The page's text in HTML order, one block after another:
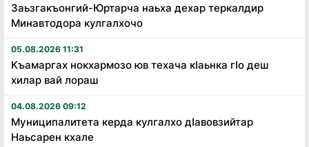
Заьзгакъонгий-Юртарча наьха дехар теркалдир
Минавтодора кулгалхочо
05.08.2026 11:31
Къамаргах нокхармозо юв техача кӏаьнка гӏо деш
хилар вай лораш
04.08.2026 09:12
Муниципалитета керда кулгалхо дӏавовзийтар
Наьсарен кхале